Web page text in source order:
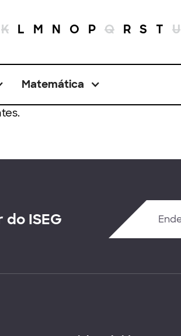
K L M N O P Q R S T U
Matemática
ISEG